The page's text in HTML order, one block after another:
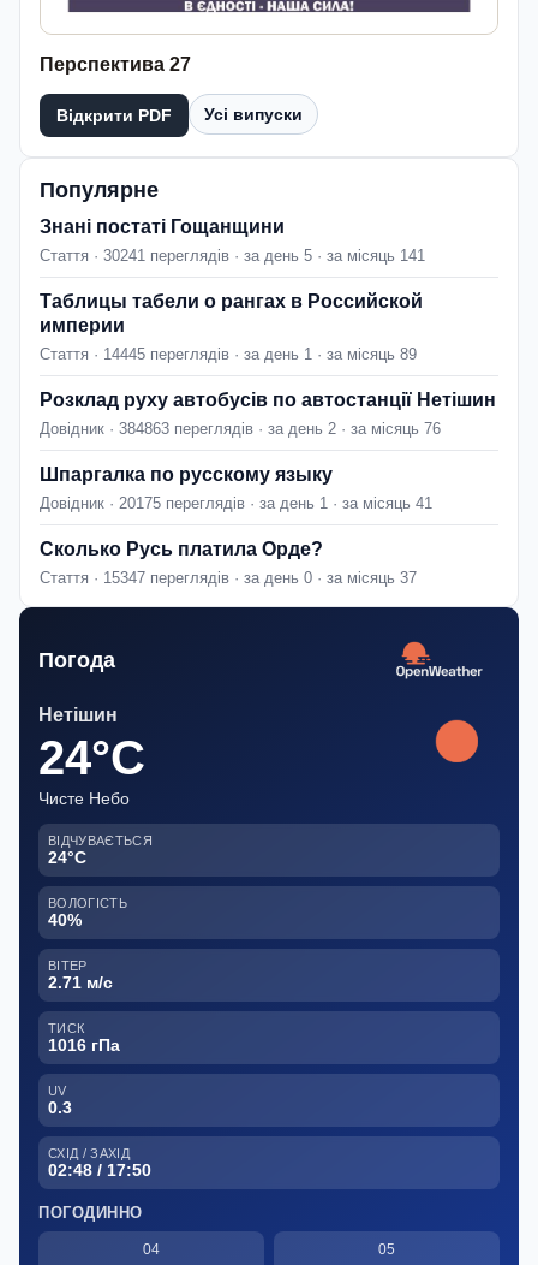
Перспектива 27
Відкрити PDF Усі випуски
Популярне
Знані постаті Гощанщини
Стаття · 30241 переглядів · за день 5 · за місяць 141
Таблицы табели о рангах в Российской
империи
Стаття · 14445 переглядів · за день 1 · за місяць 89
Розклад руху автобусів по автостанції Нетішин
Довідник · 384863 переглядів · за день 2 · за місяць 76
Шпаргалка по русскому языку
Довідник · 20175 переглядів · за день 1 · за місяць 41
Сколько Русь платила Орде?
Стаття · 15347 переглядів · за день 0 · за місяць 37
Погода
Нетішин
24°C
Чисте Небо
ВІДЧУВАЄТЬСЯ
24°C
ВОЛОГІСТЬ
40%
ВІТЕР
2.71 м/с
ТИСК
1016 гПа
UV
0.3
СХІД / ЗАХІД
02:48 / 17:50
ПОГОДИННО
04 05